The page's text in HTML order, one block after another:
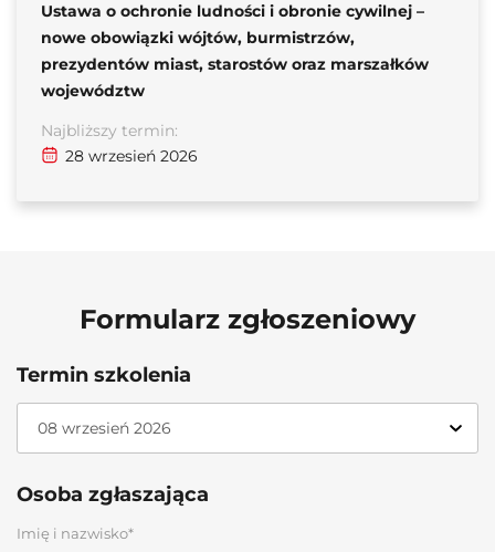
Ustawa o ochronie ludności i obronie cywilnej –
nowe obowiązki wójtów, burmistrzów,
prezydentów miast, starostów oraz marszałków
województw
Najbliższy termin:
28 wrzesień 2026
Formularz zgłoszeniowy
Termin szkolenia
Osoba zgłaszająca
Imię i nazwisko*